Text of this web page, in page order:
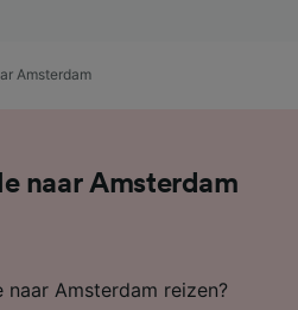
Amsterdam
naar Amsterdam
Amsterdam reizen?